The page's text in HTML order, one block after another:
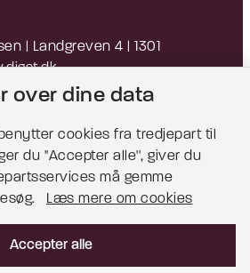
| Landgreven 4 | 1301
| CVR: 34051178
over dine data
cookies fra tredjepart til
du ''Accepter alle'', giver du
må gemme
Læs mere om cookies
Accepter alle